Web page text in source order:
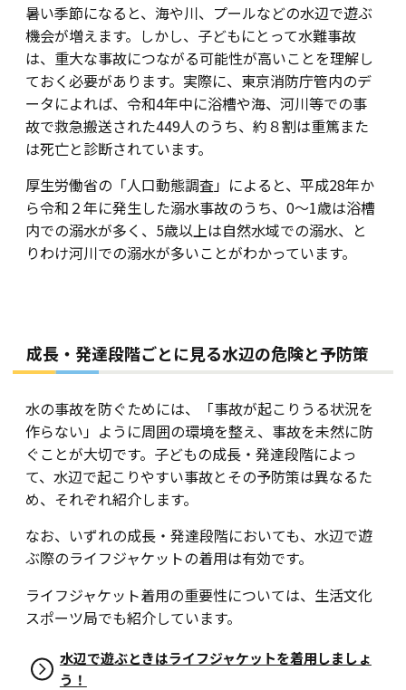
暑い季節になると、海や川、プールなどの水辺で遊ぶ
機会が増えます。しかし、子どもにとって水難事故
は、重大な事故につながる可能性が高いことを理解し
ておく必要があります。実際に、東京消防庁管内のデ
ータによれば、令和4年中に浴槽や海、河川等での事
故で救急搬送された449人のうち、約８割は重篤また
は死亡と診断されています。
厚生労働省の「人口動態調査」によると、平成28年か
ら令和２年に発生した溺水事故のうち、0～1歳は浴槽
内での溺水が多く、5歳以上は自然水域での溺水、と
りわけ河川での溺水が多いことがわかっています。
成長・発達段階ごとに見る水辺の危険と予防策
水の事故を防ぐためには、「事故が起こりうる状況を
作らない」ように周囲の環境を整え、事故を未然に防
ぐことが大切です。子どもの成長・発達段階によっ
て、水辺で起こりやすい事故とその予防策は異なるた
め、それぞれ紹介します。
なお、いずれの成長・発達段階においても、水辺で遊
ぶ際のライフジャケットの着用は有効です。
ライフジャケット着用の重要性については、生活文化
スポーツ局でも紹介しています。
水辺で遊ぶときはライフジャケットを着用しましょ
う！